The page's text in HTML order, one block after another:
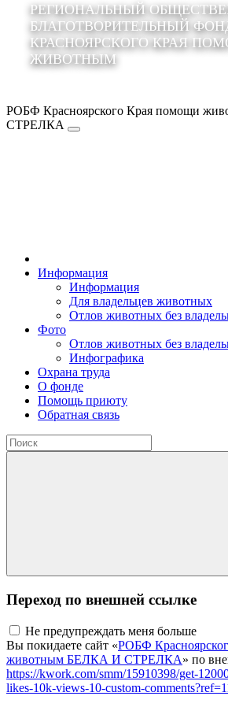
РЕГИОНАЛЬНЫЙ
БЛАГОТВОРИТЕЛЬНЫЙ
КРАСНОЯРСКОГО КРАЯ
ЖИВОТНЫМ
РОБФ Красноярского Края помощи
СТРЕЛКА
Информация
Информация
Для владельцев животных
Отлов животных без
Фото
Отлов животных без
Инфографика
Охрана труда
О фонде
Помощь приюту
Обратная связь
Переход по внешней ссылке
Не предупреждать меня больше
Вы покидаете сайт «РОБФ
животным БЕЛКА И СТРЕЛКА» по
https://kwork.com/smm/15910398/get-
likes-10k-views-10-custom-